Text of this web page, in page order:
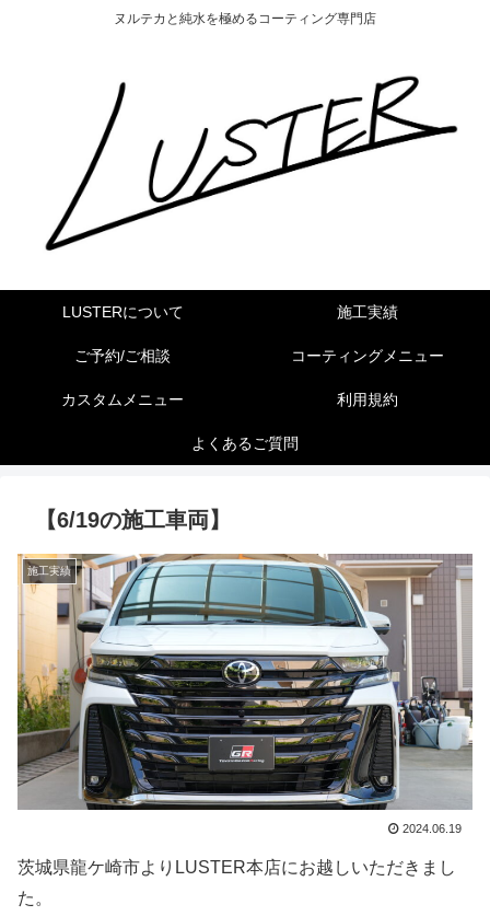
ヌルテカと純水を極めるコーティング専門店
LUSTERについて 施工実績
ご予約/ご相談 コーティングメニュー
カスタムメニュー 利用規約
よくあるご質問
【6/19の施工車両】
施工実績
2024.06.19
茨城県龍ケ崎市よりLUSTER本店にお越しいただきまし
た。